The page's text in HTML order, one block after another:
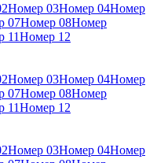
Номер 03Номер 04Номер
07Номер 08Номер
11Номер 12
Номер 03Номер 04Номер
07Номер 08Номер
11Номер 12
Номер 03Номер 04Номер